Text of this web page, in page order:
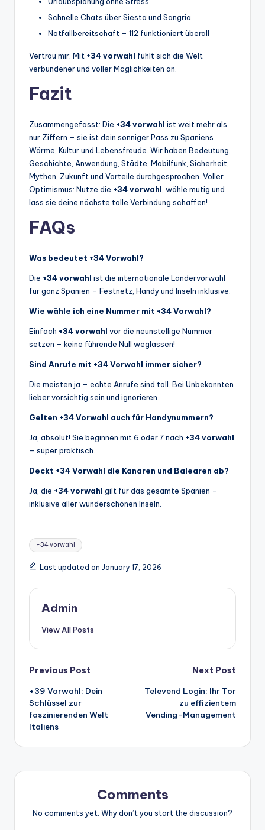
Schnelle Chats über Siesta und Sangria
Notfallbereitschaft – 112 funktioniert überall
Vertrau mir: Mit +34 vorwahl fühlt sich die Welt
verbundener und voller Möglichkeiten an.
Fazit
Zusammengefasst: Die +34 vorwahl ist weit mehr als
nur Ziffern – sie ist dein sonniger Pass zu Spaniens
Wärme, Kultur und Lebensfreude. Wir haben Bedeutung,
Geschichte, Anwendung, Städte, Mobilfunk, Sicherheit,
Mythen, Zukunft und Vorteile durchgesprochen. Voller
Optimismus: Nutze die +34 vorwahl , wähle mutig und
lass sie deine nächste tolle Verbindung schaffen!
FAQs
Was bedeutet +34 Vorwahl?
Die +34 vorwahl ist die internationale Ländervorwahl
für ganz Spanien – Festnetz, Handy und Inseln inklusive.
Wie wähle ich eine Nummer mit +34 Vorwahl?
Einfach +34 vorwahl vor die neunstellige Nummer
setzen – keine führende Null weglassen!
Sind Anrufe mit +34 Vorwahl immer sicher?
Die meisten ja – echte Anrufe sind toll. Bei Unbekannten
lieber vorsichtig sein und ignorieren.
Gelten +34 Vorwahl auch für Handynummern?
Ja, absolut! Sie beginnen mit 6 oder 7 nach +34 vorwahl
– super praktisch.
Deckt +34 Vorwahl die Kanaren und Balearen ab?
Ja, die +34 vorwahl gilt für das gesamte Spanien –
inklusive aller wunderschönen Inseln.
Tags:
+34 vorwahl
Last updated on January 17, 2026
Admin
View All Posts
Post
navigation
Previous Post
+39 Vorwahl: Dein
Schlüssel zur
faszinierenden Welt
Italiens
Next Post
Televend Login: Ihr Tor
zu effizientem
Vending-Management
Comments
No comments yet. Why don’t you start the discussion?